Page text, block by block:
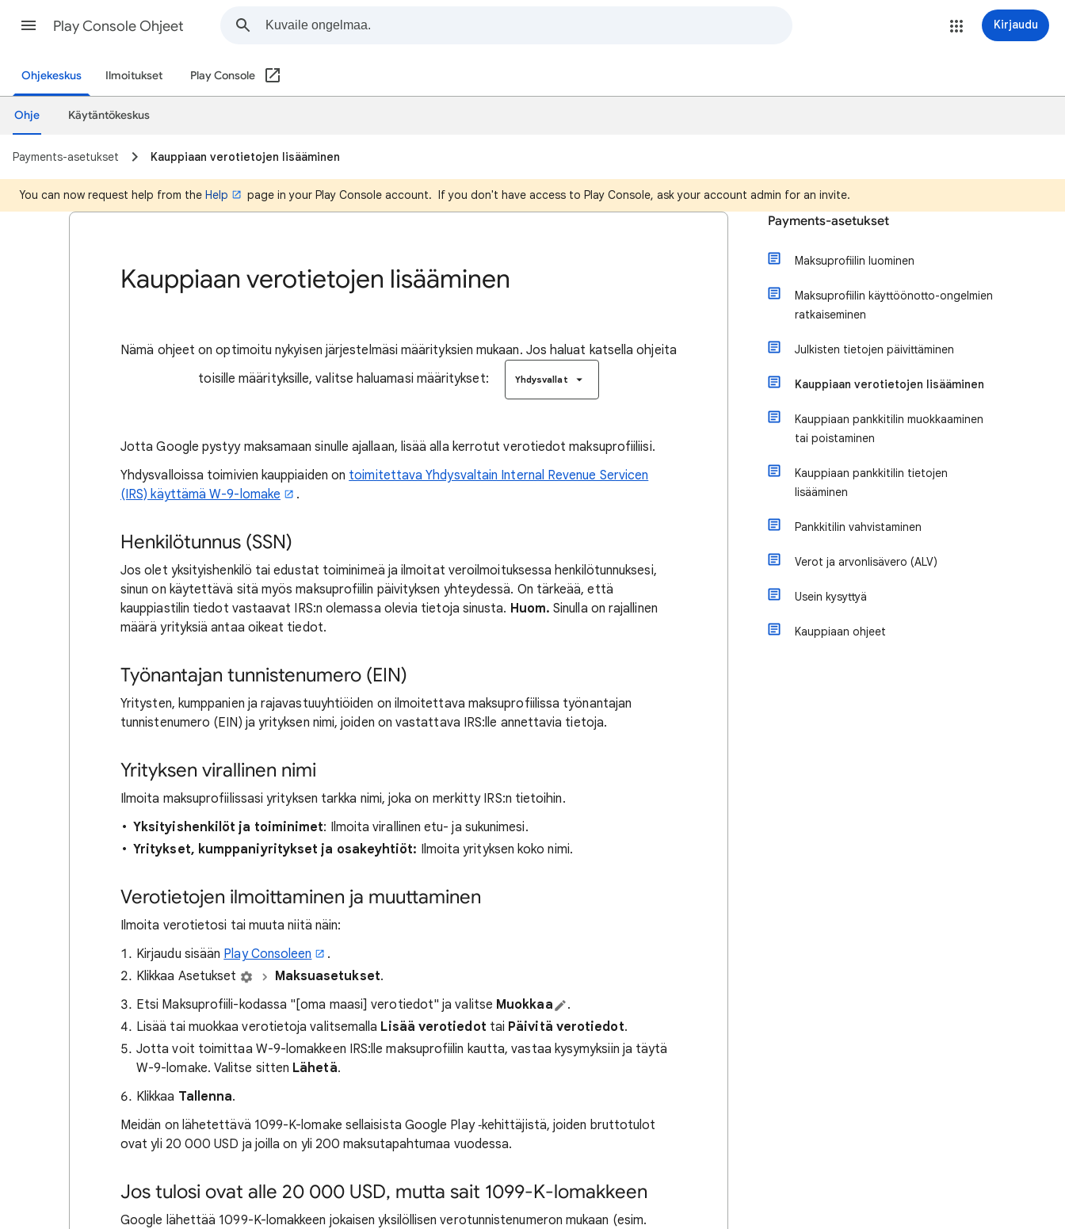
Play Console Ohjeet Kirjaudu
Ohjekeskus Ilmoitukset Play Console
Ohje Käytäntökeskus
Payments-asetukset Kauppiaan verotietojen lisääminen
You can now request help from the Help page in your Play Console account. If you don't have access to Play Console, ask your account admin for an invite.
Kauppiaan verotietojen lisääminen
Nämä ohjeet on optimoitu nykyisen järjestelmäsi määrityksien mukaan. Jos haluat katsella ohjeita
toisille määrityksille, valitse haluamasi määritykset:
Yhdysvallat
Jotta Google pystyy maksamaan sinulle ajallaan, lisää alla kerrotut verotiedot maksuprofiiliisi.
Yhdysvalloissa toimivien kauppiaiden on toimitettava Yhdysvaltain Internal Revenue Servicen
(IRS) käyttämä W-9-lomake
.
Henkilötunnus (SSN)
Jos olet yksityishenkilö tai edustat toiminimeä ja ilmoitat veroilmoituksessa henkilötunnuksesi,
sinun on käytettävä sitä myös maksuprofiilin päivityksen yhteydessä. On tärkeää, että
kauppiastilin tiedot vastaavat IRS:n olemassa olevia tietoja sinusta. Huom. Sinulla on rajallinen
määrä yrityksiä antaa oikeat tiedot.​
Työnantajan tunnistenumero (EIN)
Yritysten, kumppanien ja rajavastuuyhtiöiden on ilmoitettava maksuprofiilissa työnantajan
tunnistenumero (EIN) ja yrityksen nimi, joiden on vastattava IRS:lle annettavia tietoja.
Yrityksen virallinen nimi
Ilmoita maksuprofiilissasi yrityksen tarkka nimi, joka on merkitty IRS:n tietoihin.
Yksityishenkilöt ja toiminimet: Ilmoita virallinen etu- ja sukunimesi.
Yritykset, kumppaniyritykset ja osakeyhtiöt: Ilmoita yrityksen koko nimi.
Verotietojen ilmoittaminen ja muuttaminen
Ilmoita verotietosi tai muuta niitä näin:
Kirjaudu sisään Play Consoleen
.
Klikkaa Asetukset
Maksuasetukset.
Etsi Maksuprofiili-kodassa "[oma maasi] verotiedot" ja valitse Muokkaa
.
Lisää tai muokkaa verotietoja valitsemalla Lisää verotiedot tai Päivitä verotiedot.
Jotta voit toimittaa W-9-lomakkeen IRS:lle maksuprofiilin kautta, vastaa kysymyksiin ja täytä
W-9-lomake. Valitse sitten Lähetä.
Klikkaa Tallenna.
Meidän on lähetettävä 1099-K-lomake sellaisista Google Play ‑kehittäjistä, joiden bruttotulot
ovat yli 20 000 USD ja joilla on yli 200 maksutapahtumaa vuodessa.
Jos tulosi ovat alle 20 000 USD, mutta sait 1099-K-lomakkeen
Google lähettää 1099-K-lomakkeen jokaisen yksilöllisen verotunnistenumeron mukaan (esim.
Payments-asetukset
Maksuprofiilin luominen
Maksuprofiilin käyttöönotto-ongelmien
ratkaiseminen
Julkisten tietojen päivittäminen
Kauppiaan verotietojen lisääminen
Kauppiaan pankkitilin muokkaaminen
tai poistaminen
Kauppiaan pankkitilin tietojen
lisääminen
Pankkitilin vahvistaminen
Verot ja arvonlisävero (ALV)
Usein kysyttyä
Kauppiaan ohjeet